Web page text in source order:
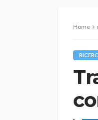
Home